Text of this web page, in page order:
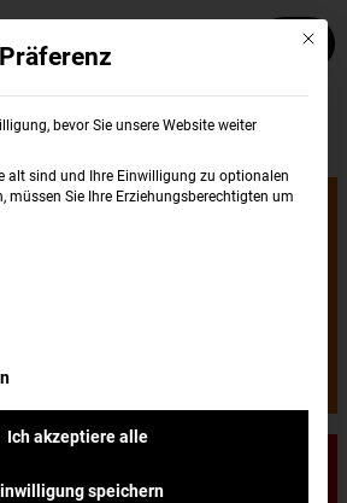
sind
Mit
bevor Sie unsere Website weiter
alt sind und Ihre Einwilligung zu optionalen
müssen Sie Ihre Erziehungsberechtigten um
der Service-Gruppen, für
Ich akzeptiere alle
speichern